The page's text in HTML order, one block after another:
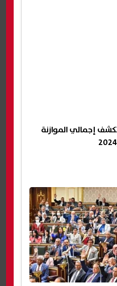
إجمالي الموازنة